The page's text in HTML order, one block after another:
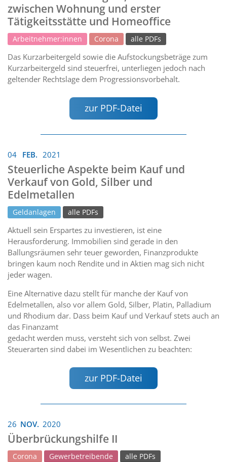
zwischen Wohnung und erster
Tätigkeitsstätte und Homeoffice
Arbeitnehmer:innen Corona alle PDFs
Das Kurzarbeitergeld sowie die Aufstockungsbeträge zum
Kurzarbeitergeld sind steuerfrei, unterliegen jedoch nach
geltender Rechtslage dem Progressionsvorbehalt.
zur PDF-Datei
04 FEB. 2021
Steuerliche Aspekte beim Kauf und
Verkauf von Gold, Silber und
Edelmetallen
Geldanlagen alle PDFs
Aktuell sein Erspartes zu investieren, ist eine
Herausforderung. Immobilien sind gerade in den
Ballungsräumen sehr teuer geworden, Finanzprodukte
bringen kaum noch Rendite und in Aktien mag sich nicht
jeder wagen.
Eine Alternative dazu stellt für manche der Kauf von
Edelmetallen, also vor allem Gold, Silber, Platin, Palladium
und Rhodium dar. Dass beim Kauf und Verkauf stets auch an
das Finanzamt
gedacht werden muss, versteht sich von selbst. Zwei
Steuerarten sind dabei im Wesentlichen zu beachten:
zur PDF-Datei
26 NOV. 2020
Überbrückungshilfe II
Corona Gewerbetreibende alle PDFs